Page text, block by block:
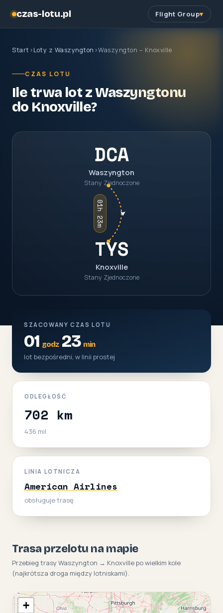
czas-lotu.pl Flight Group
Start ›Loty z Waszyngton ›Waszyngton – Knoxville
CZAS LOTU
Ile trwa lot z Waszyngtonu
do Knoxville?
DCA
Waszyngton
Stany Zjednoczone
01h 23m
TYS
Knoxville
Stany Zjednoczone
SZACOWANY CZAS LOTU
01 godz23 min
lot bezpośredni, w linii prostej
ODLEGŁOŚĆ
702 km
436 mil
LINIA LOTNICZA
American Airlines
obsługuje trasę
Trasa przelotu na mapie
Przebieg trasy Waszyngton → Knoxville po wielkim kole
(najkrótsza droga między lotniskami).
+